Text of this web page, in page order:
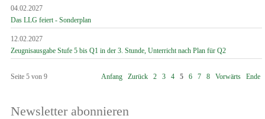
04.02.2027
Das LLG feiert - Sonderplan
12.02.2027
Zeugnisausgabe Stufe 5 bis Q1 in der 3. Stunde, Unterricht nach Plan für Q2
Seite 5 von 9 Anfang Zurück 2 3 4 5 6 7 8 Vorwärts Ende
Newsletter abonnieren